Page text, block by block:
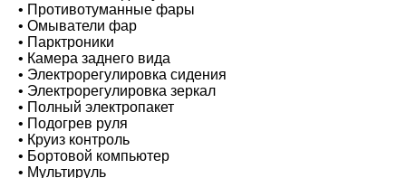
• Противотуманные фары
• Омыватели фар
• Парктроники
• Камера заднего вида
• Электрорегулировка сидения
• Электрорегулировка зеркал
• Полный электропакет
• Подогрев руля
• Круиз контроль
• Бортовой компьютер
• Мультируль